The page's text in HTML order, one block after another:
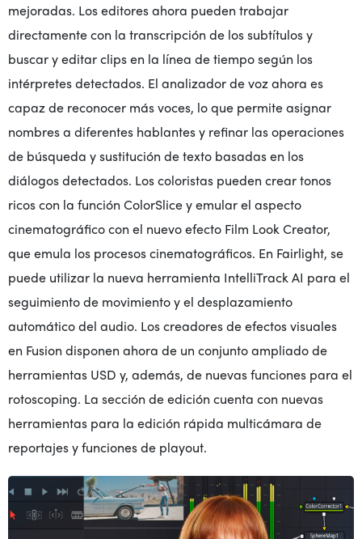
mejoradas. Los editores ahora pueden trabajar
directamente con la transcripción de los subtítulos y
buscar y editar clips en la línea de tiempo según los
intérpretes detectados. El analizador de voz ahora es
capaz de reconocer más voces, lo que permite asignar
nombres a diferentes hablantes y refinar las operaciones
de búsqueda y sustitución de texto basadas en los
diálogos detectados. Los coloristas pueden crear tonos
ricos con la función ColorSlice y emular el aspecto
cinematográfico con el nuevo efecto Film Look Creator,
que emula los procesos cinematográficos. En Fairlight, se
puede utilizar la nueva herramienta IntelliTrack AI para el
seguimiento de movimiento y el desplazamiento
automático del audio. Los creadores de efectos visuales
en Fusion disponen ahora de un conjunto ampliado de
herramientas USD y, además, de nuevas funciones para el
rotoscoping. La sección de edición cuenta con nuevas
herramientas para la edición rápida multicámara de
reportajes y funciones de playout.